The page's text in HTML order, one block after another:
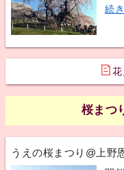
続
桜まつ
うえの桜まつり@上野